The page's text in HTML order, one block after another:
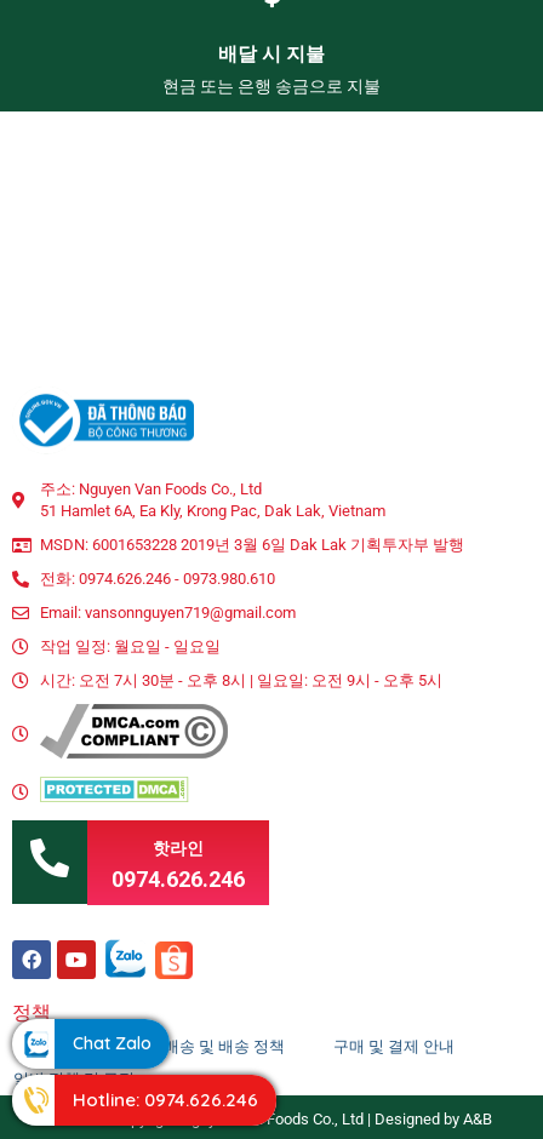
배달 시 지불
현금 또는 은행 송금으로 지불
주소: Nguyen Van Foods Co., Ltd
51 Hamlet 6A, Ea Kly, Krong Pac, Dak Lak, Vietnam
MSDN: 6001653228 2019년 3월 6일 Dak Lak 기획투자부 발행
전화: 0974.626.246 - 0973.980.610
Email: vansonnguyen719@gmail.com
작업 일정: 월요일 - 일요일
시간: 오전 7시 30분 - 오후 8시 | 일요일: 오전 9시 - 오후 5시
핫라인
0974.626.246
정책
개인 정보 정책 배송 및 배송 정책
구매 및 결제 안내
일반 정책 및 규정
© 2020 - Copyright Nguyen Van Foods Co., Ltd | Designed by A&B
Chat Zalo
Hotline: 0974.626.246